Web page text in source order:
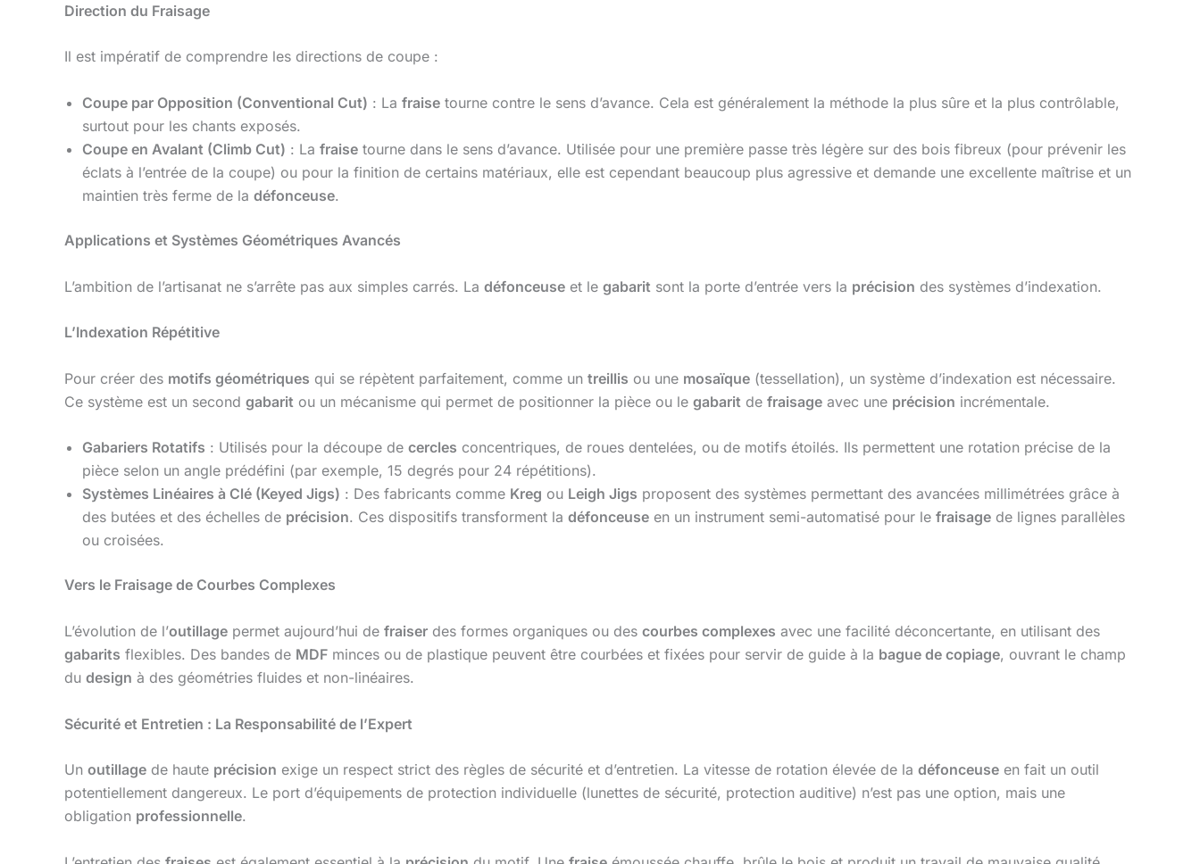
Direction du Fraisage
Il est impératif de comprendre les directions de coupe :
Coupe par Opposition (Conventional Cut) : La fraise tourne contre le sens d’avance. Cela est généralement la méthode la plus sûre et la plus contrôlable,
surtout pour les chants exposés.
Coupe en Avalant (Climb Cut) : La fraise tourne dans le sens d’avance. Utilisée pour une première passe très légère sur des bois fibreux (pour prévenir les
éclats à l’entrée de la coupe) ou pour la finition de certains matériaux, elle est cependant beaucoup plus agressive et demande une excellente maîtrise et un
maintien très ferme de la défonceuse.
Applications et Systèmes Géométriques Avancés
L’ambition de l’artisanat ne s’arrête pas aux simples carrés. La défonceuse et le gabarit sont la porte d’entrée vers la précision des systèmes d’indexation.
L’Indexation Répétitive
Pour créer des motifs géométriques qui se répètent parfaitement, comme un treillis ou une mosaïque (tessellation), un système d’indexation est nécessaire.
Ce système est un second gabarit ou un mécanisme qui permet de positionner la pièce ou le gabarit de fraisage avec une précision incrémentale.
Gabariers Rotatifs : Utilisés pour la découpe de cercles concentriques, de roues dentelées, ou de motifs étoilés. Ils permettent une rotation précise de la
pièce selon un angle prédéfini (par exemple, 15 degrés pour 24 répétitions).
Systèmes Linéaires à Clé (Keyed Jigs) : Des fabricants comme Kreg ou Leigh Jigs proposent des systèmes permettant des avancées millimétrées grâce à
des butées et des échelles de précision. Ces dispositifs transforment la défonceuse en un instrument semi-automatisé pour le fraisage de lignes parallèles
ou croisées.
Vers le Fraisage de Courbes Complexes
L’évolution de l’outillage permet aujourd’hui de fraiser des formes organiques ou des courbes complexes avec une facilité déconcertante, en utilisant des
gabarits flexibles. Des bandes de MDF minces ou de plastique peuvent être courbées et fixées pour servir de guide à la bague de copiage, ouvrant le champ
du design à des géométries fluides et non-linéaires.
Sécurité et Entretien : La Responsabilité de l’Expert
Un outillage de haute précision exige un respect strict des règles de sécurité et d’entretien. La vitesse de rotation élevée de la défonceuse en fait un outil
potentiellement dangereux. Le port d’équipements de protection individuelle (lunettes de sécurité, protection auditive) n’est pas une option, mais une
obligation professionnelle.